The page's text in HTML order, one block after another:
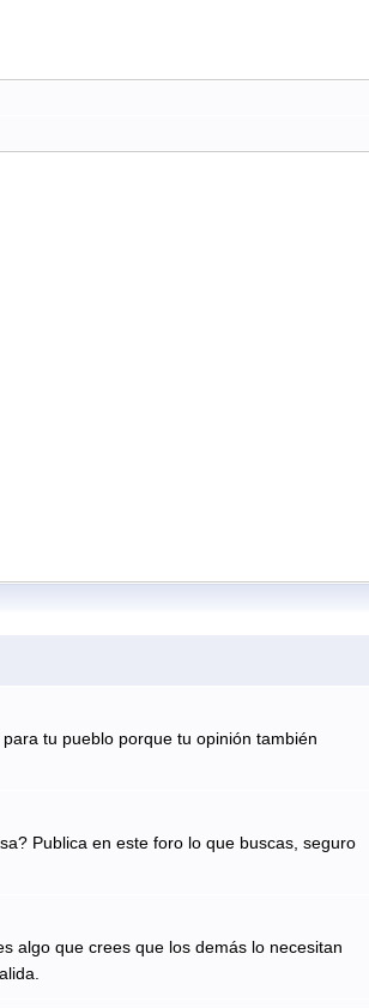
tu pueblo porque tu opinión también
Publica en este foro lo que buscas, seguro
algo que crees que los demás lo necesitan